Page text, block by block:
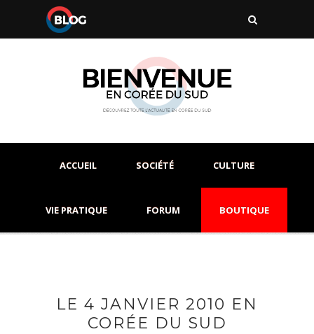
ACCUEIL SOCIÉTÉ CULTURE
VIE PRATIQUE FORUM BOUTIQUE
LE 4 JANVIER 2010 EN
CORÉE DU SUD